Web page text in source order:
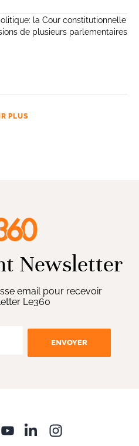
la Cour constitutionnelle
de plusieurs parlementaires
PLUS
Newsletter
email pour recevoir
Le360
ENVOYER